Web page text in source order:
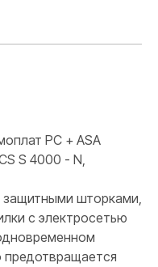
PC + ASA
S 4000 - N,
защитными шторками,
с электросетью
предотвращается